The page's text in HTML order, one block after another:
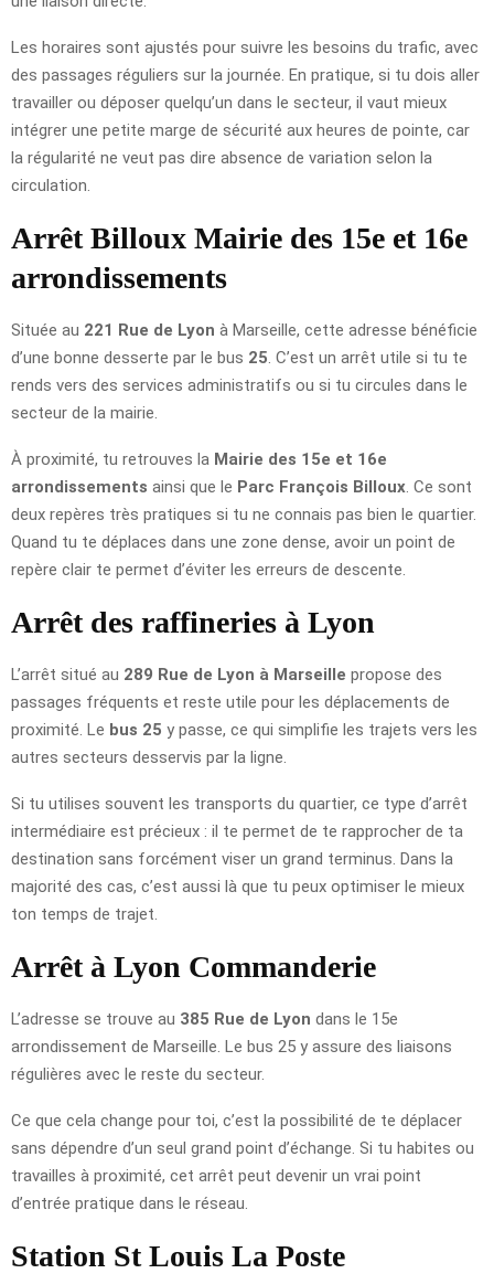
Les horaires sont ajustés pour suivre les besoins du trafic, avec
des passages réguliers sur la journée. En pratique, si tu dois aller
travailler ou déposer quelqu’un dans le secteur, il vaut mieux
intégrer une petite marge de sécurité aux heures de pointe, car
la régularité ne veut pas dire absence de variation selon la
circulation.
Arrêt Billoux Mairie des 15e et 16e
arrondissements
Située au 221 Rue de Lyon à Marseille, cette adresse bénéficie
d’une bonne desserte par le bus 25 . C’est un arrêt utile si tu te
rends vers des services administratifs ou si tu circules dans le
secteur de la mairie.
À proximité, tu retrouves la Mairie des 15e et 16e
arrondissements ainsi que le Parc François Billoux . Ce sont
deux repères très pratiques si tu ne connais pas bien le quartier.
Quand tu te déplaces dans une zone dense, avoir un point de
repère clair te permet d’éviter les erreurs de descente.
Arrêt des raffineries à Lyon
L’arrêt situé au 289 Rue de Lyon à Marseille propose des
passages fréquents et reste utile pour les déplacements de
proximité. Le bus 25 y passe, ce qui simplifie les trajets vers les
autres secteurs desservis par la ligne.
Si tu utilises souvent les transports du quartier, ce type d’arrêt
intermédiaire est précieux : il te permet de te rapprocher de ta
destination sans forcément viser un grand terminus. Dans la
majorité des cas, c’est aussi là que tu peux optimiser le mieux
ton temps de trajet.
Arrêt à Lyon Commanderie
L’adresse se trouve au 385 Rue de Lyon dans le 15e
arrondissement de Marseille. Le bus 25 y assure des liaisons
régulières avec le reste du secteur.
Ce que cela change pour toi, c’est la possibilité de te déplacer
sans dépendre d’un seul grand point d’échange. Si tu habites ou
travailles à proximité, cet arrêt peut devenir un vrai point
d’entrée pratique dans le réseau.
Station St Louis La Poste